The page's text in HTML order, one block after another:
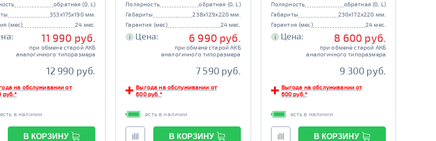
обратная (0, L)
353x175x190 мм.
(мес)
24 мес.
11 990 руб.
при обмене старой АКБ
аналогичного типоразмера
12 990 руб.
на обслуживании от
руб.*
есть в наличии
В КОРЗИНУ
Полярность
обратная (0, L)
Габариты
238x129x220 мм.
Гарантия (мес)
24 мес.
i Цена: 6 990 руб.
при обмене старой АКБ
аналогичного типоразмера
7 590 руб.
Выгода на обслуживании от
600 руб.*
есть в наличии
В КОРЗИНУ
Полярность
обратная (0, L)
Габариты
230x172x220 мм.
Гарантия (мес)
24 мес.
i Цена: 8 600 руб.
при обмене старой АКБ
аналогичного типоразмера
9 300 руб.
Выгода на обслуживании от
600 руб.*
есть в наличии
В КОРЗИНУ